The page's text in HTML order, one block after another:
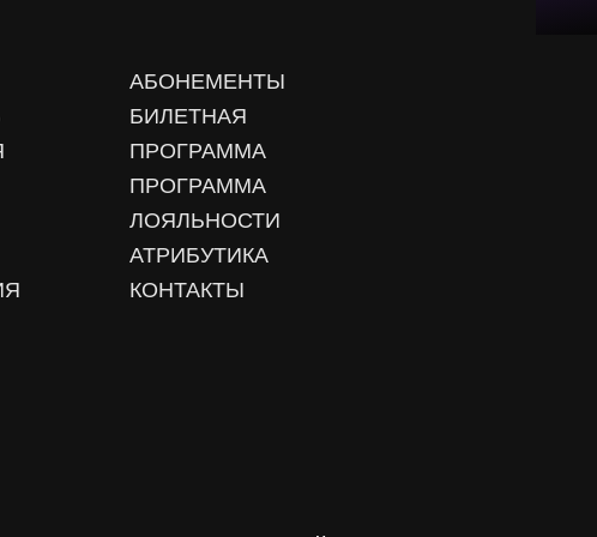
АБОНЕМЕНТЫ
БИЛЕТНАЯ
ПРОГРАММА
ПРОГРАММА
ЛОЯЛЬНОСТИ
АТРИБУТИКА
КОНТАКТЫ